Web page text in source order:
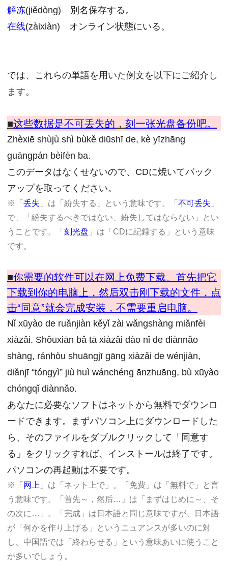
解冻(jiědòng) 別名保存する。
在线(zàixiàn) オンライン状態にいる。
では、これらの単語を用いた例文を以下にご紹介し
ます。
■这些数据是不可丢失的 ， 刻一张光盘备份吧。
Zhèxiē shùjù shì bùkě diūshī de, kè yīzhāng
guāngpán bèifèn ba.
このデータはなくせないので、CDに焼いてバック
アップを取ってください。
※「 丢失 」は「紛失する」という意味です。「 不可丢失 」
で、「紛失するべきではない、紛失してはならない」とい
うことです。「 刻光盘 」は「CDに記録する」という意味
です。
■你需要的软件可以在网上免费下载。 首先把它
下载到你的电脑上， 然后双击刚下载的文件， 点
击“同意”就会完成安装， 不需要重启电脑。
Nǐ xūyào de ruǎnjiàn kěyǐ zài wǎngshàng miǎnfèi
xiàzǎi. Shǒuxiān bǎ tā xiàzǎi dào nǐ de diànnǎo
shàng, ránhòu shuāngjī gāng xiàzǎi de wénjiàn,
diǎnjī “tóngyì” jiù huì wánchéng ānzhuāng, bù xūyào
chóngqǐ diànnǎo.
あなたに必要なソフトはネットから無料でダウンロ
ードできます。まずパソコン上にダウンロードした
ら、そのファイルをダブルクリックして「同意す
る」をクリックすれば、インストールは終了です。
パソコンの再起動は不要です。
※「 网上 」は「ネット上で」。「免费」は「無料で」と言
う意味です。「首先～，然后…」は「まずはじめに～、そ
の次に…」。「完成」は日本語と同じ意味ですが、日本語
が「何かを作り上げる」というニュアンスが多いのに対
し、中国語では「終わらせる」という意味あいに使うこと
が多いでしょう。